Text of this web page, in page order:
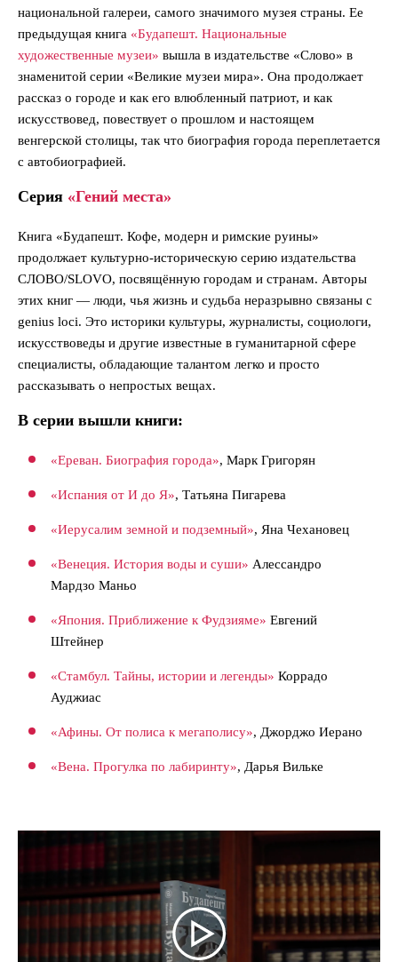
национальной галереи, самого значимого музея страны. Ее
предыдущая книга «Будапешт. Национальные
художественные музеи» вышла в издательстве «Слово» в
знаменитой серии «Великие музеи мира». Она продолжает
рассказ о городе и как его влюбленный патриот, и как
искусствовед, повествует о прошлом и настоящем
венгерской столицы, так что биография города переплетается
с автобиографией.
Серия «Гений места»
Книга «Будапешт. Кофе, модерн и римские руины»
продолжает культурно-историческую серию издательства
СЛОВО/SLOVO, посвящённую городам и странам. Авторы
этих книг — люди, чья жизнь и судьба неразрывно связаны c
genius loci. Это историки культуры, журналисты, социологи,
искусствоведы и другие известные в гуманитарной сфере
специалисты, обладающие талантом легко и просто
рассказывать о непростых вещах.
В серии вышли книги:
«Ереван. Биография города», Марк Григорян
«Испания от И до Я», Татьяна Пигарева
«Иерусалим земной и подземный», Яна Чехановец
«Венеция. История воды и суши» Алессандро
Мардзо Маньо
«Япония. Приближение к Фудзияме» Евгений
Штейнер
«Стамбул. Тайны, истории и легенды» Коррадо
Ауджиас
«Афины. От полиса к мегаполису», Джорджо Иерано
«Вена. Прогулка по лабиринту», Дарья Вильке